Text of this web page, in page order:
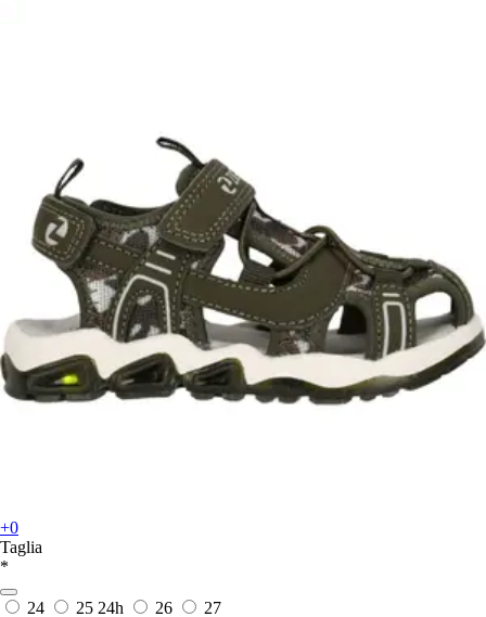
+0
Taglia
*
24 25 24h 26 27